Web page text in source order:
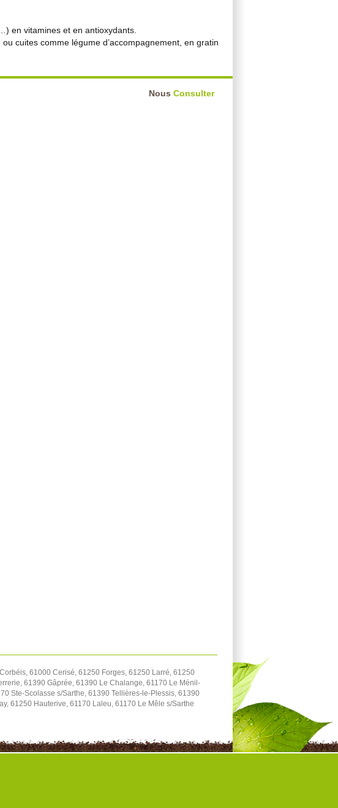
en vitamines et en antioxydants.
cuites comme légume d’accompagnement, en gratin
Nous Consulter
61000 Cerisé, 61250 Forges, 61250 Larré, 61250
61390 Gâprée, 61390 Le Chalange, 61170 Le Ménil-
Ste-Scolasse s/Sarthe, 61390 Tellières-le-Plessis, 61390
61250 Hauterive, 61170 Laleu, 61170 Le Mêle s/Sarthe